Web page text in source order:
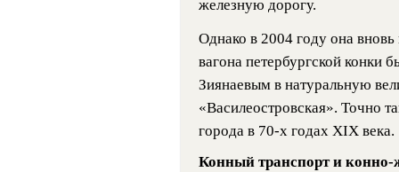
железную дорогу.
Однако в 2004 году она
вагона петербургской конки
Зиянаевым в натуральную
«Василеостровская». Точно
города в 70-х годах XIX века.
Конный транспорт и конно-